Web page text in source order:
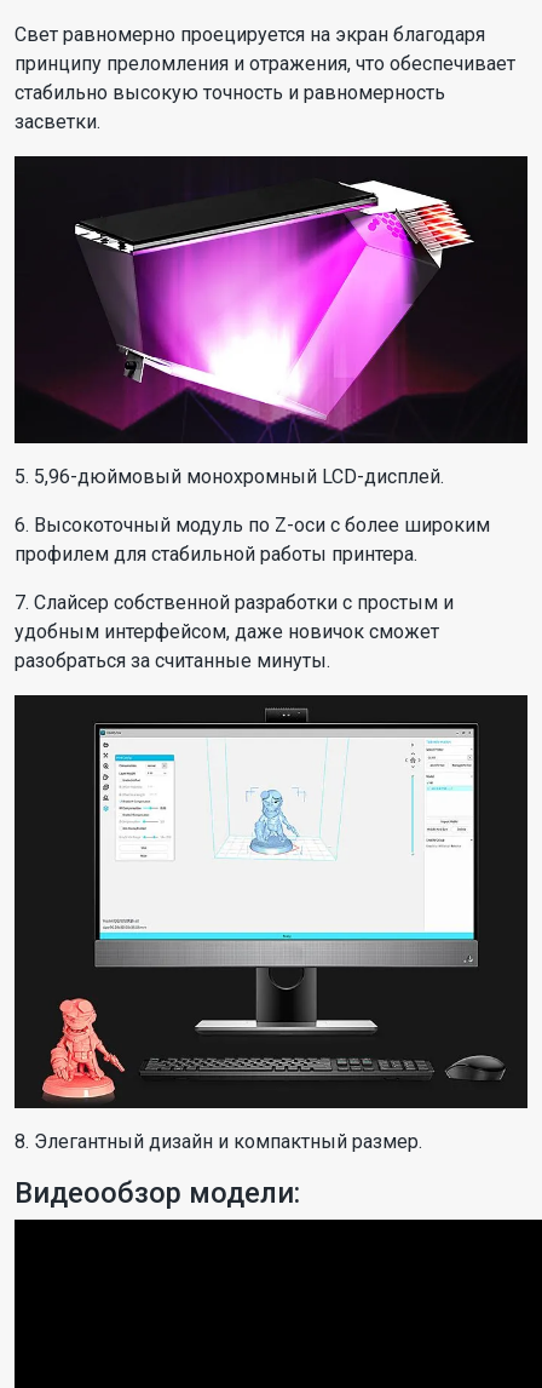
Свет равномерно проецируется на экран благодаря
принципу преломления и отражения, что обеспечивает
стабильно высокую точность и равномерность
засветки.
5. 5,96-дюймовый монохромный LCD-дисплей.
6. Высокоточный модуль по Z-оси с более широким
профилем для стабильной работы принтера.
7. Cлайсер собственной разработки с простым и
удобным интерфейсом, даже новичок сможет
разобраться за считанные минуты.
8. Элегантный дизайн и компактный размер.
Видеообзор модели: